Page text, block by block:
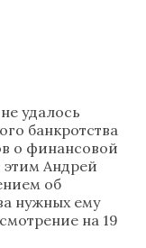
удалось
банкротства
о финансовой
этим Андрей
об
нужных ему
на 19